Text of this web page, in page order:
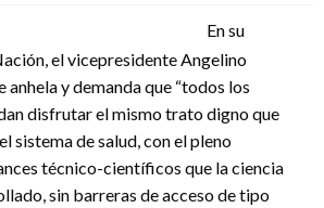
En su
el vicepresidente Angelino
anhela y demanda que “todos los
disfrutar el mismo trato digno que
sistema de salud, con el pleno
técnico-científicos que la ciencia
sin barreras de acceso de tipo